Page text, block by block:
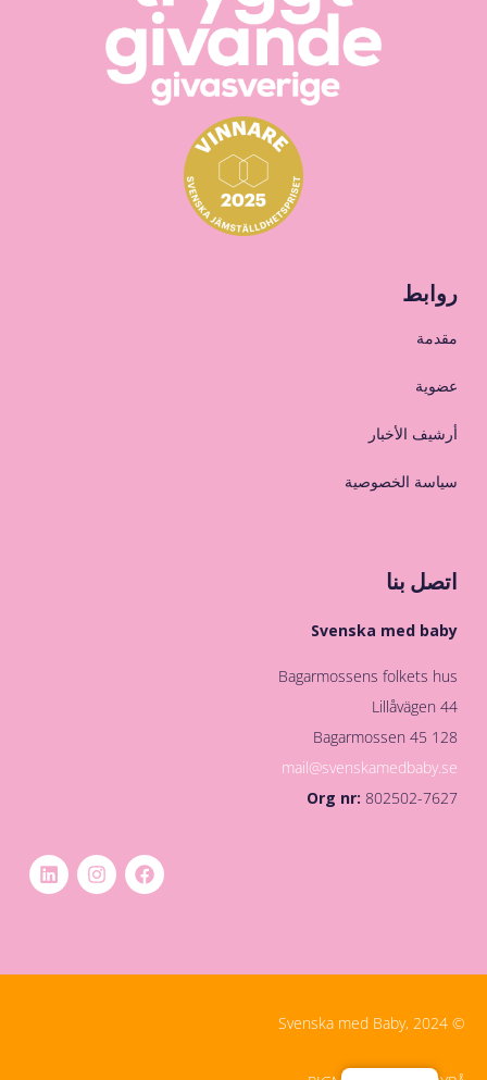
روابط
مقدمة
عضوية
أرشيف الأخبار
سياسة الخصوصية
اتصل بنا
Svenska med baby
Bagarmossens folkets hus
Lillåvägen 44
128 45 Bagarmossen
mail@svenskamedbaby.se
Org nr:802502-7627
© Svenska med Baby, 2024